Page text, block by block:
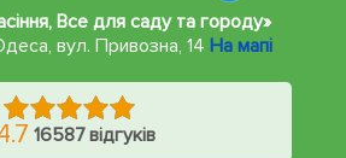
Все для саду та городу»
,вул. Привозна, 14 На мапі
16587 відгуків